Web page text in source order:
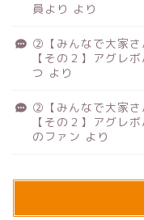
員より より
②【みんなで大家さ
【その２】アグレ
つ より
②【みんなで大家さ
【その２】アグレ
のファン より